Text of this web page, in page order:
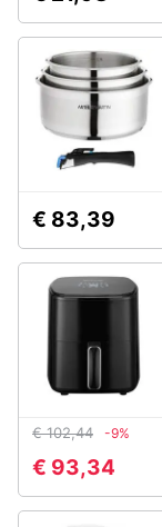
€ 83,39
€ 102,44 -9%
€ 93,34